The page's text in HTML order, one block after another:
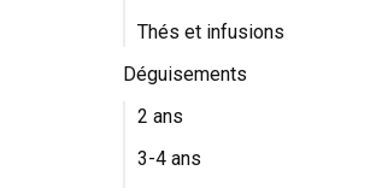
Thés et infusions
Déguisements
2 ans
3-4 ans